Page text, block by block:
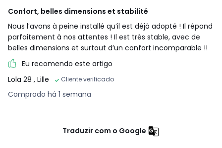
•MADEIRA PROVENIENTE DE FLORESTAS GERIDAS DE
FSC® é proveniente de florestas bem geridas sob o ponto
de vista ambiental, social e económico.
Dimensões e peso das embalagens
Direitas
• L197 x A82 x P101 cm, 69 kg • L232 x A82 x P101 cm, 90 kg
Confort, belles dimensions et stabilité
Nous l’avons à peine installé qu’il est déjà adopté ! Il répond
parfaitement à nos attentes ! Il est très stable, avec de
belles dimensions et surtout d’un confort incomparable !!
Eu recomendo este artigo
Lola 28 , Lille Cliente verificado
Comprado há 1 semana
Traduzir com o Google